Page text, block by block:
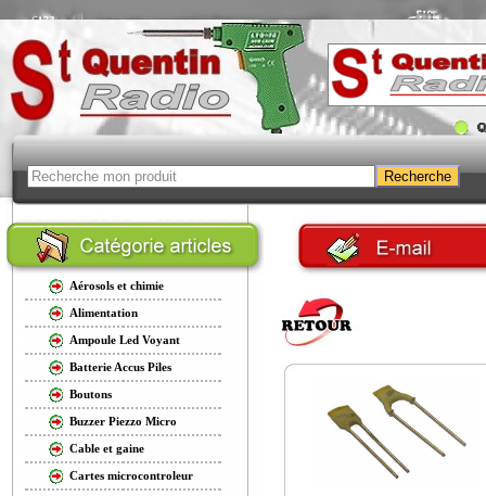
Aérosols et chimie
Alimentation
Ampoule Led Voyant
Batterie Accus Piles
Boutons
Buzzer Piezzo Micro
Cable et gaine
Cartes microcontroleur